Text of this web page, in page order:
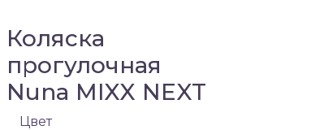
Коляска
прогулочная
Nuna MIXX NEXT
Цвет